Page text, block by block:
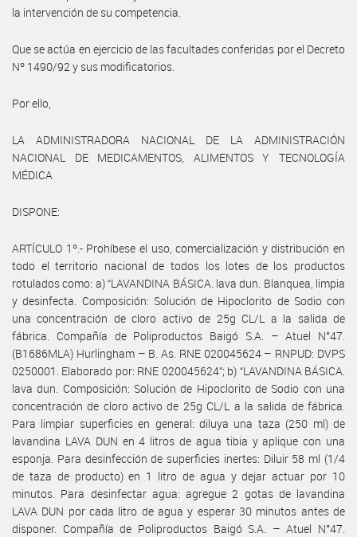
la intervención de su competencia.
Que se actúa en ejercicio de las facultades conferidas por el Decreto
Nº 1490/92 y sus modificatorios.
Por ello,
LA ADMINISTRADORA NACIONAL DE LA ADMINISTRACIÓN
NACIONAL DE MEDICAMENTOS, ALIMENTOS Y TECNOLOGÍA
MÉDICA
DISPONE:
ARTÍCULO 1º.- Prohíbese el uso, comercialización y distribución en
todo el territorio nacional de todos los lotes de los productos
rotulados como: a) “LAVANDINA BÁSICA. lava dun. Blanquea, limpia
y desinfecta. Composición: Solución de Hipoclorito de Sodio con
una concentración de cloro activo de 25g CL/L a la salida de
fábrica. Compañía de Poliproductos Baigó S.A. – Atuel N°47.
(B1686MLA) Hurlingham – B. As. RNE 020045624 – RNPUD: DVPS
0250001. Elaborado por: RNE 020045624”; b) “LAVANDINA BÁSICA.
lava dun. Composición: Solución de Hipoclorito de Sodio con una
concentración de cloro activo de 25g CL/L a la salida de fábrica.
Para limpiar superficies en general: diluya una taza (250 ml) de
lavandina LAVA DUN en 4 litros de agua tibia y aplique con una
esponja. Para desinfección de superficies inertes: Diluir 58 ml (1/4
de taza de producto) en 1 litro de agua y dejar actuar por 10
minutos. Para desinfectar agua: agregue 2 gotas de lavandina
LAVA DUN por cada litro de agua y esperar 30 minutos antes de
disponer. Compañía de Poliproductos Baigó S.A. – Atuel N°47.